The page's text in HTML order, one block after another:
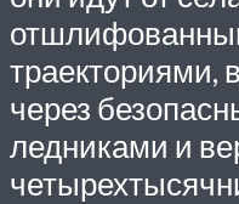
траекториями,
через
ледниками и